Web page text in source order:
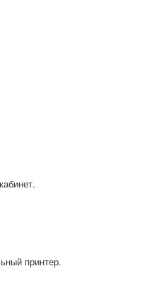
принтер.